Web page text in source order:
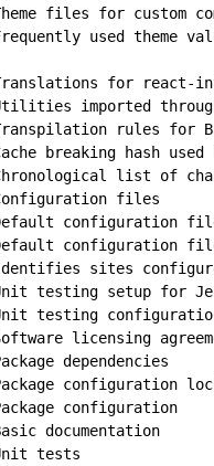
files for custom
used theme
for react-
imported
rules for
hash used
list of
files
configuration
configuration
sites
setup for
licensing
dependencies
configuration
configuration
documentation
tests